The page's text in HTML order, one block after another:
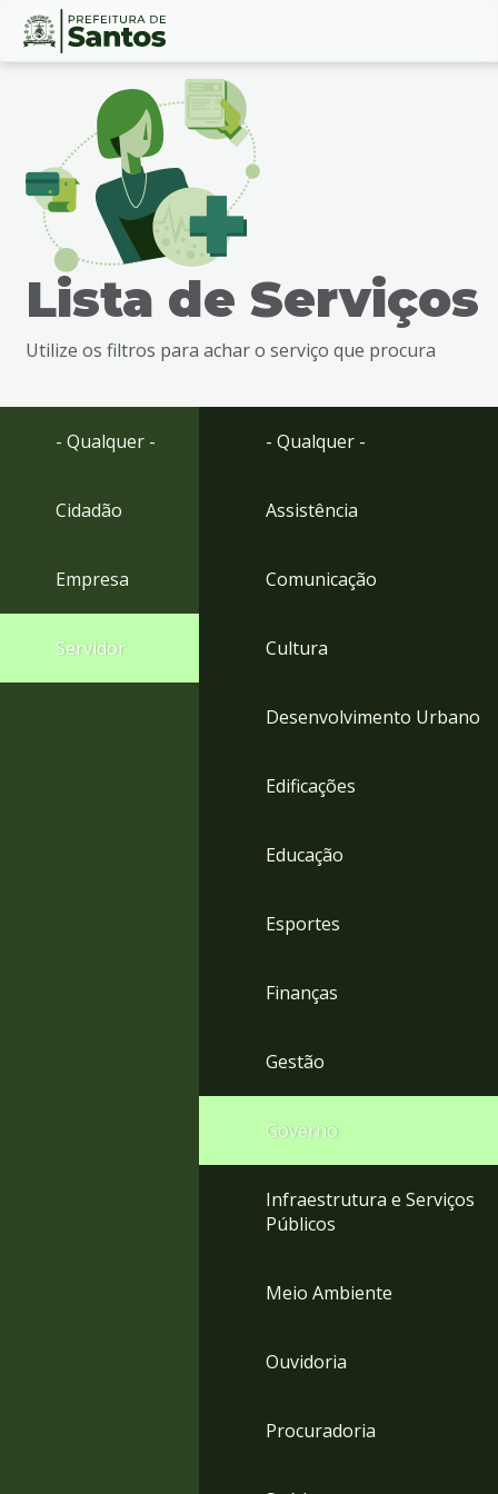
Ir
busca
Ir
Conteúdo
Lista de Serviços
Utilize os filtros para achar o serviço que procura
- Qualquer -
Cidadão
Empresa
Servidor
- Qualquer -
Assistência
Comunicação
Cultura
Desenvolvimento Urbano
Edificações
Educação
Esportes
Finanças
Gestão
Governo
Infraestrutura e Serviços
Públicos
Meio Ambiente
Ouvidoria
Procuradoria